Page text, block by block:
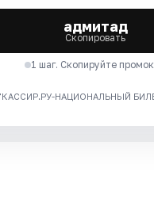
адмитад
Скопировать
1 шаг. Скопируйте
НАЦИОНАЛЬНЫЙ